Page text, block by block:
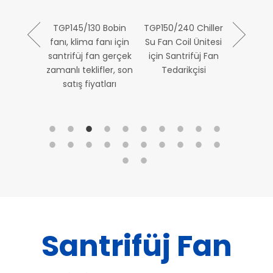
AC İleri
Fan
TGP145/130 Bobin
fanı, klima fanı için
santrifüj fan gerçek
zamanlı teklifler, son
satış fiyatları
TGP150/240 Chiller
Su Fan Coil Ünitesi
için Santrifüj Fan
Tedarikçisi
fan /
Santrifüj Fan